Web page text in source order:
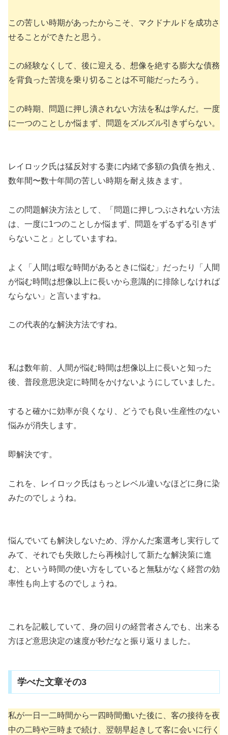
この苦しい時期があったからこそ、マクドナルドを成功さ
せることができたと思う。
この経験なくして、後に迎える、想像を絶する膨大な債務
を背負った苦境を乗り切ることは不可能だったろう。
この時期、問題に押し潰されない方法を私は学んだ。一度
に一つのことしか悩まず、問題をズルズル引きずらない。
レイロック氏は猛反対する妻に内緒で多額の負債を抱え、
数年間〜数十年間の苦しい時期を耐え抜きます。
この問題解決方法として、「問題に押しつぶされない方法
は、一度に1つのことしか悩まず、問題をずるずる引きず
らないこと」としていますね。
よく「人間は暇な時間があるときに悩む」だったり「人間
が悩む時間は想像以上に長いから意識的に排除しなければ
ならない」と言いますね。
この代表的な解決方法ですね。
私は数年前、人間が悩む時間は想像以上に長いと知った
後、普段意思決定に時間をかけないようにしていました。
すると確かに効率が良くなり、どうでも良い生産性のない
悩みが消失します。
即解決です。
これを、レイロック氏はもっとレベル違いなほどに身に染
みたのでしょうね。
悩んでいても解決しないため、浮かんだ案選考し実行して
みて、それでも失敗したら再検討して新たな解決策に進
む、という時間の使い方をしていると無駄がなく経営の効
率性も向上するのでしょうね。
これを記載していて、身の回りの経営者さんでも、出来る
方ほど意思決定の速度が秒だなと振り返りました。
学べた文章その3
私が一日一二時間から一四時間働いた後に、客の接待を夜
中の二時や三時まで続け、翌朝早起きして客に会いに行く